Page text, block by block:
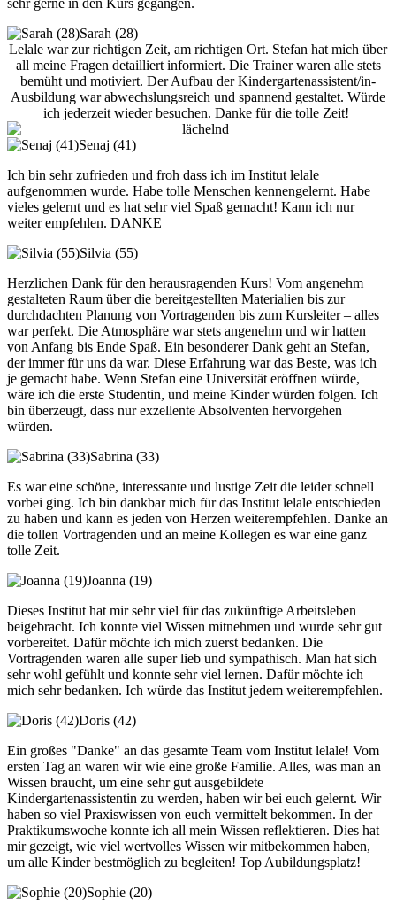
Sarah (28)
Lelale war zur richtigen Zeit, am richtigen Ort. Stefan hat mich über
all meine Fragen detailliert informiert. Die Trainer waren alle stets
bemüht und motiviert. Der Aufbau der Kindergartenassistent/in-
Ausbildung war abwechslungsreich und spannend gestaltet. Würde
ich jederzeit wieder besuchen. Danke für die tolle Zeit!
Senaj (41)
Ich bin sehr zufrieden und froh dass ich im Institut lelale
aufgenommen wurde. Habe tolle Menschen kennengelernt. Habe
vieles gelernt und es hat sehr viel Spaß gemacht! Kann ich nur
weiter empfehlen. DANKE
Silvia (55)
Herzlichen Dank für den herausragenden Kurs! Vom angenehm
gestalteten Raum über die bereitgestellten Materialien bis zur
durchdachten Planung von Vortragenden bis zum Kursleiter – alles
war perfekt. Die Atmosphäre war stets angenehm und wir hatten
von Anfang bis Ende Spaß. Ein besonderer Dank geht an Stefan,
der immer für uns da war. Diese Erfahrung war das Beste, was ich
je gemacht habe. Wenn Stefan eine Universität eröffnen würde,
wäre ich die erste Studentin, und meine Kinder würden folgen. Ich
bin überzeugt, dass nur exzellente Absolventen hervorgehen
würden.
Sabrina (33)
Es war eine schöne, interessante und lustige Zeit die leider schnell
vorbei ging. Ich bin dankbar mich für das Institut lelale entschieden
zu haben und kann es jeden von Herzen weiterempfehlen. Danke an
die tollen Vortragenden und an meine Kollegen es war eine ganz
tolle Zeit.
Joanna (19)
Dieses Institut hat mir sehr viel für das zukünftige Arbeitsleben
beigebracht. Ich konnte viel Wissen mitnehmen und wurde sehr gut
vorbereitet. Dafür möchte ich mich zuerst bedanken. Die
Vortragenden waren alle super lieb und sympathisch. Man hat sich
sehr wohl gefühlt und konnte sehr viel lernen. Dafür möchte ich
mich sehr bedanken. Ich würde das Institut jedem weiterempfehlen.
Doris (42)
Ein großes "Danke" an das gesamte Team vom Institut lelale! Vom
ersten Tag an waren wir wie eine große Familie. Alles, was man an
Wissen braucht, um eine sehr gut ausgebildete
Kindergartenassistentin zu werden, haben wir bei euch gelernt. Wir
haben so viel Praxiswissen von euch vermittelt bekommen. In der
Praktikumswoche konnte ich all mein Wissen reflektieren. Dies hat
mir gezeigt, wie viel wertvolles Wissen wir mitbekommen haben,
um alle Kinder bestmöglich zu begleiten! Top Aubildungsplatz!
Sophie (20)